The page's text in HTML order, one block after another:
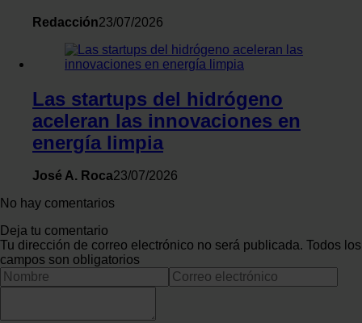
Redacción23/07/2026
Las startups del hidrógeno
aceleran las innovaciones en
energía limpia
José A. Roca23/07/2026
No hay comentarios
Deja tu comentario
Tu dirección de correo electrónico no será publicada. Todos los
campos son obligatorios